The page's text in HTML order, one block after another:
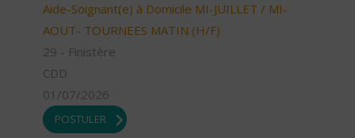
Aide-Soignant(e) à Domicile MI-JUILLET / MI-
AOUT- TOURNEES MATIN (H/F)
29 - Finistère
CDD
01/07/2026
POSTULER